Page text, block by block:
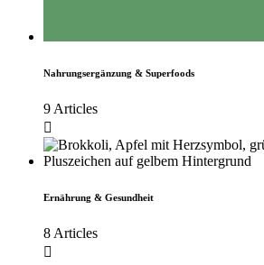
Nahrungsergänzung & Superfoods
9 Articles
Ernährung & Gesundheit
8 Articles